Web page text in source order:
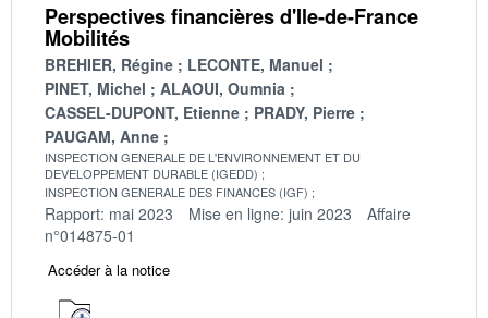
Perspectives financières d'Ile-de-France
Mobilités
BREHIER, Régine
LECONTE, Manuel
PINET, Michel
ALAOUI, Oumnia
CASSEL-DUPONT, Etienne
PRADY, Pierre
PAUGAM, Anne
INSPECTION GENERALE DE L'ENVIRONNEMENT ET DU
DEVELOPPEMENT DURABLE (IGEDD)
INSPECTION GENERALE DES FINANCES (IGF)
Rapport: mai 2023 Mise en ligne: juin 2023
Affaire
n°014875-01
Accéder à la notice